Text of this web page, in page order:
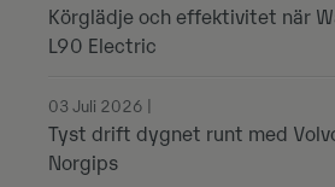
Körglädje och effektivitet när
L90 Electric
03 Juli 2026 |
Tyst drift dygnet runt med
Norgips